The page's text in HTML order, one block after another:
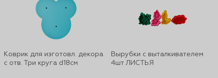
Коврик для изготовл. декора
с отв. Три круга d18см
Вырубки с выталкивателем
4шт ЛИСТЬЯ